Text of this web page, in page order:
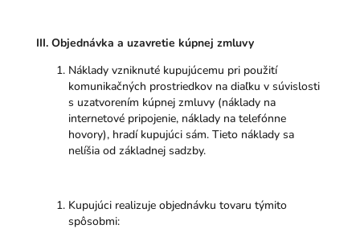
III. Objednávka a uzavretie kúpnej zmluvy
Náklady vzniknuté kupujúcemu pri použití
komunikačných prostriedkov na diaľku v súvislosti
s uzatvorením kúpnej zmluvy (náklady na
internetové pripojenie, náklady na telefónne
hovory), hradí kupujúci sám. Tieto náklady sa
nelíšia od základnej sadzby.
Kupujúci realizuje objednávku tovaru týmito
spôsobmi: